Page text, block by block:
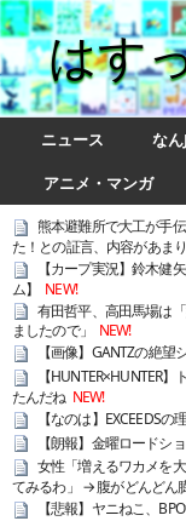
はす
ニュース な
アニメ・マンガ
熊本避難所で大工が手
た！との証言、内容があま
【カープ実況】鈴木健
ム】
NEW!
有田哲平、高田馬場は
ましたので」
NEW!
【画像】GANTZの絶
【HUNTER×HUNTER
たんだね NEW!
【なのは】EXCEEDSの
【朗報】金曜ロードシ
女性「増えるワカメを
てみるわ」 → 腹がどんどん
【悲報】ヤニねこ、